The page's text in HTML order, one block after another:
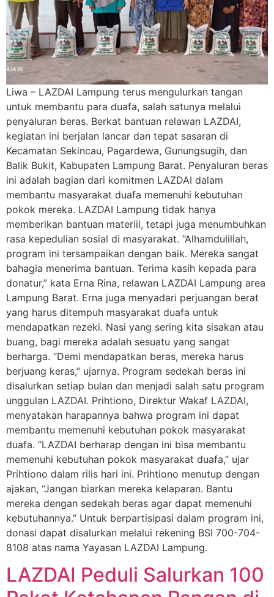
Liwa – LAZDAI Lampung terus mengulurkan tangan
untuk membantu para duafa, salah satunya melalui
penyaluran beras. Berkat bantuan relawan LAZDAI,
kegiatan ini berjalan lancar dan tepat sasaran di
Kecamatan Sekincau, Pagardewa, Gunungsugih, dan
Balik Bukit, Kabupaten Lampung Barat. Penyaluran beras
ini adalah bagian dari komitmen LAZDAI dalam
membantu masyarakat duafa memenuhi kebutuhan
pokok mereka. LAZDAI Lampung tidak hanya
memberikan bantuan materiil, tetapi juga menumbuhkan
rasa kepedulian sosial di masyarakat. “Alhamdulillah,
program ini tersampaikan dengan baik. Mereka sangat
bahagia menerima bantuan. Terima kasih kepada para
donatur,” kata Erna Rina, relawan LAZDAI Lampung area
Lampung Barat. Erna juga menyadari perjuangan berat
yang harus ditempuh masyarakat duafa untuk
mendapatkan rezeki. Nasi yang sering kita sisakan atau
buang, bagi mereka adalah sesuatu yang sangat
berharga. “Demi mendapatkan beras, mereka harus
berjuang keras,” ujarnya. Program sedekah beras ini
disalurkan setiap bulan dan menjadi salah satu program
unggulan LAZDAI. Prihtiono, Direktur Wakaf LAZDAI,
menyatakan harapannya bahwa program ini dapat
membantu memenuhi kebutuhan pokok masyarakat
duafa. “LAZDAI berharap dengan ini bisa membantu
memenuhi kebutuhan pokok masyarakat duafa,” ujar
Prihtiono dalam rilis hari ini. Prihtiono menutup dengan
ajakan, “Jangan biarkan mereka kelaparan. Bantu
mereka dengan sedekah beras agar dapat memenuhi
kebutuhannya.” Untuk berpartisipasi dalam program ini,
donasi dapat disalurkan melalui rekening BSI 700-704-
8108 atas nama Yayasan LAZDAI Lampung.
LAZDAI Peduli Salurkan 100